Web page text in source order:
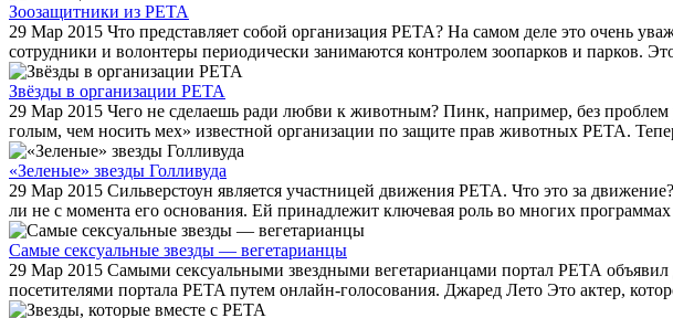
Зоозащитники из РЕТА
29 Мар 2015 Что представляет собой организация РЕТА? На самом деле это очень
сотрудники и волонтеры периодически занимаются контролем зоопарков и парков. Это
Звёзды в организации PETA
29 Мар 2015 Чего не сделаешь ради любви к животным? Пинк, например, без
голым, чем носить мех» известной организации по защите прав животных PETA.
«Зеленые» звезды Голливуда
29 Мар 2015 Сильверстоун является участницей движения PETA. Что это за
ли не с момента его основания. Ей принадлежит ключевая роль во многих программах
Самые сексуальные звезды — вегетарианцы
29 Мар 2015 Самыми сексуальными звездными вегетарианцами портал РЕТА
посетителями портала PETA путем онлайн-голосования. Джаред Лето Это актер,